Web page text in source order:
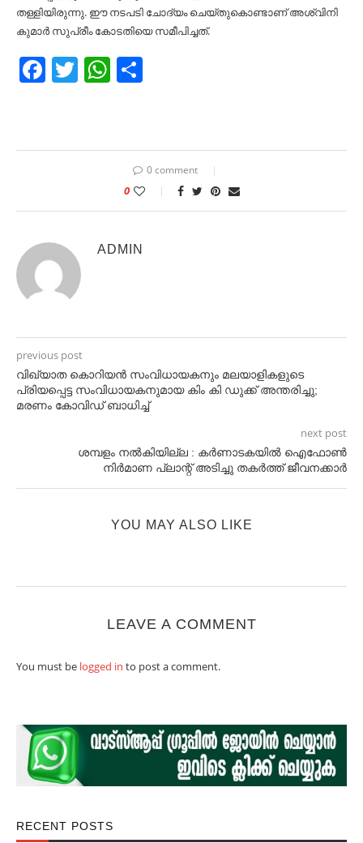
തള്ളിയിരുന്നു. ഈ നടപടി ചോദ്യം ചെയ്തുകൊണ്ടാണ് അശ്വിനി
കുമാര്‍ സുപ്രീം കോടതിയെ സമീപിച്ചത്.
Facebook
TwitterWhatsApp
0 comment
0
ADMIN
previous post
വിഖ്യാത കൊറിയൻ സംവിധായകനും മലയാളികളുടെ
പ്രിയപ്പെട്ട സംവിധായകനുമായ കിം കി ഡുക്ക് അന്തരിച്ചു;
മരണം കോവിഡ് ബാധിച്ച്
next post
ശമ്പളം നൽകിയില്ല : കർണാടകയിൽ ഐഫോണ്‍
നിര്‍മാണ പ്ലാന്റ് അടിച്ചു തകര്‍ത്ത് ജീവനക്കാര്‍
YOU MAY ALSO LIKE
LEAVE A COMMENT
You must be logged in to post a comment.
RECENT POSTS